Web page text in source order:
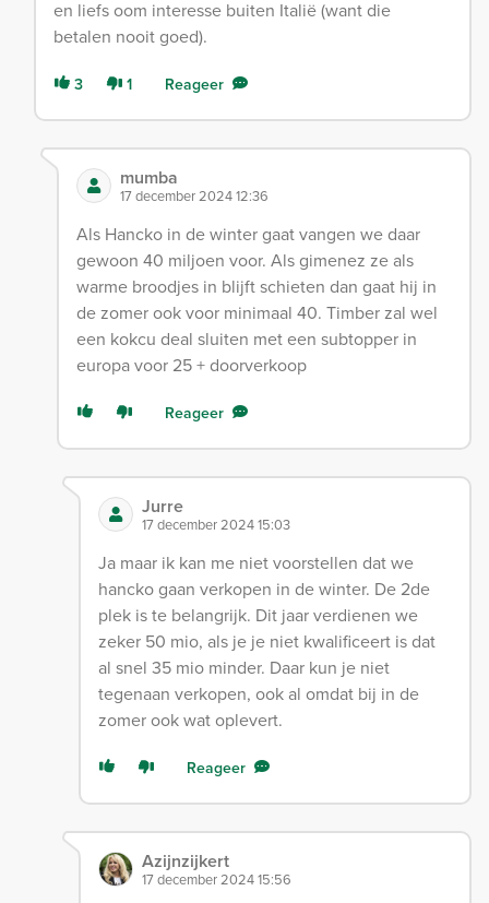
en liefs oom interesse buiten Italië (want die
betalen nooit goed).
3 1 Reageer
mumba
17 december 2024 12:36
Als Hancko in de winter gaat vangen we daar
gewoon 40 miljoen voor. Als gimenez ze als
warme broodjes in blijft schieten dan gaat hij in
de zomer ook voor minimaal 40. Timber zal wel
een kokcu deal sluiten met een subtopper in
europa voor 25 + doorverkoop
Reageer
Jurre
17 december 2024 15:03
Ja maar ik kan me niet voorstellen dat we
hancko gaan verkopen in de winter. De 2de
plek is te belangrijk. Dit jaar verdienen we
zeker 50 mio, als je je niet kwalificeert is dat
al snel 35 mio minder. Daar kun je niet
tegenaan verkopen, ook al omdat bij in de
zomer ook wat oplevert.
Reageer
Azijnzijkert
17 december 2024 15:56